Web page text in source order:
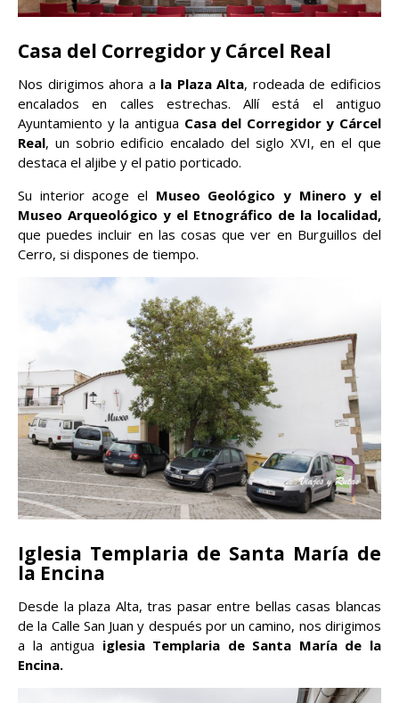
Casa del Corregidor y Cárcel Real
Nos dirigimos ahora a la Plaza Alta, rodeada de edificios
encalados en calles estrechas. Allí está el antiguo
Ayuntamiento y la antigua Casa del Corregidor y Cárcel
Real, un sobrio edificio encalado del siglo XVI, en el que
destaca el aljibe y el patio porticado.
Su interior acoge el Museo Geológico y Minero y el
Museo Arqueológico y el Etnográfico de la localidad,
que puedes incluir en las cosas que ver en Burguillos del
Cerro, si dispones de tiempo.
Iglesia Templaria de Santa María de
la Encina
Desde la plaza Alta, tras pasar entre bellas casas blancas
de la Calle San Juan y después por un camino, nos dirigimos
a la antigua iglesia Templaria de Santa María de la
Encina.